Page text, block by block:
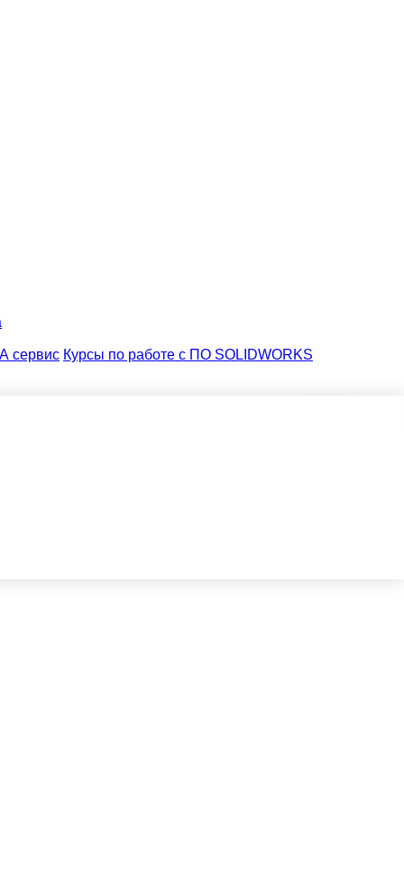
сервис Курсы по работе с ПО SOLIDWORKS